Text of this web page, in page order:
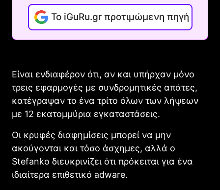
Το iGuRu.gr προτιμώμενη πηγή
Είναι ενδιαφέρον ότι, αν και υπήρχαν μόνο
τρεις εφαρμογές με συνδρομητικές απάτες,
κατέγραψαν το ένα τρίτο όλων των λήψεων
με 12 εκατομμύρια εγκαταστάσεις.
Οι κρυφές διαφημίσεις μπορεί να μην
ακούγονται και τόσο άσχημες, αλλά ο
Stefanko διευκρινίζει ότι πρόκειται για ένα
ιδιαίτερα επιθετικό adware.